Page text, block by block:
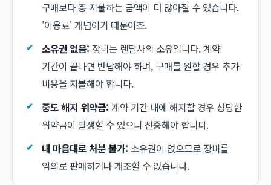
구매보다 총 지불하는 금액이 더 많아질 수 있습니다.
'이용료' 개념이기 때문이죠.
소유권 없음: 장비는 렌탈사의 소유입니다. 계약
기간이 끝나면 반납해야 하며, 구매를 원할 경우 추가
비용을 지불해야 합니다.
중도 해지 위약금: 계약 기간 내에 해지할 경우 상당한
위약금이 발생할 수 있으니 신중해야 합니다.
내 마음대로 처분 불가: 소유권이 없으므로 장비를
임의로 판매하거나 개조할 수 없습니다.